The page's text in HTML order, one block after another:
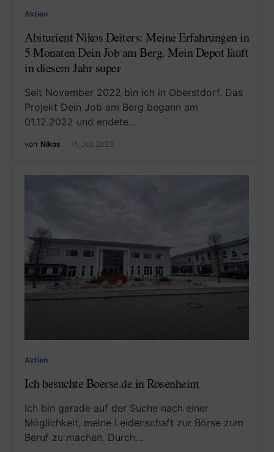
Aktien
Abiturient Nikos Deiters: Meine Erfahrungen in
5 Monaten Dein Job am Berg. Mein Depot läuft
in diesem Jahr super
Seit November 2022 bin ich in Oberstdorf. Das
Projekt Dein Job am Berg begann am
01.12.2022 und endete…
von Nikos 11. Juli 2023
Aktien
Ich besuchte Boerse.de in Rosenheim
Ich bin gerade auf der Suche nach einer
Möglichkeit, meine Leidenschaft zur Börse zum
Beruf zu machen. Durch…